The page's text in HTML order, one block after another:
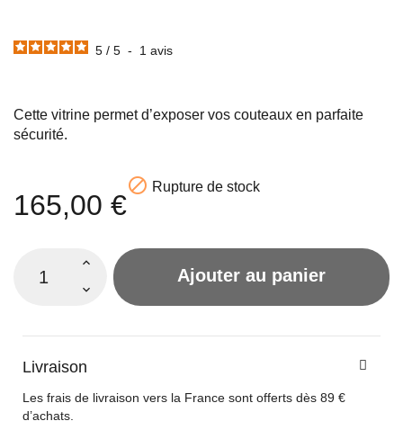
5 / 5 - 1 avis
Cette vitrine permet d’exposer vos couteaux en parfaite
sécurité.
165,00 €
 Rupture de stock
Ajouter au panier
Livraison
Les frais de livraison vers la France sont offerts dès 89 €
d’achats.